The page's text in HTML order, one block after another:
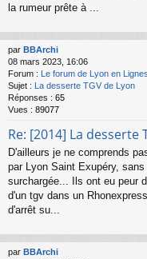
la rumeur prête à ...
par BBArchi
08 mars 2023, 16:06
Forum : Le forum de Lyon en Lignes
Sujet : La desserte TGV de Lyon
Réponses : 65
Vues : 89077
Re: [2014] La desserte
D'ailleurs je ne comprends
par Lyon Saint Exupéry,
surchargée... Ils ont eu peur
d'un tgv dans un
d'arrêt su...
par BBArchi